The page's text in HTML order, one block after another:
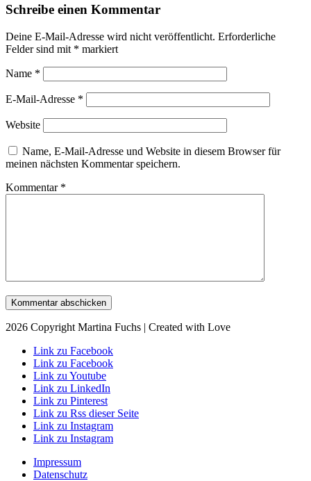
Schreibe einen Kommentar
Deine E-Mail-Adresse wird nicht veröffentlicht. Erforderliche
Felder sind mit * markiert
Name *
E-Mail-Adresse *
Website
Name, E-Mail-Adresse und Website in diesem Browser für
meinen nächsten Kommentar speichern.
Kommentar *
2026 Copyright Martina Fuchs | Created with Love
Link zu Facebook
Link zu Facebook
Link zu Youtube
Link zu LinkedIn
Link zu Pinterest
Link zu Rss dieser Seite
Link zu Instagram
Link zu Instagram
Impressum
Datenschutz